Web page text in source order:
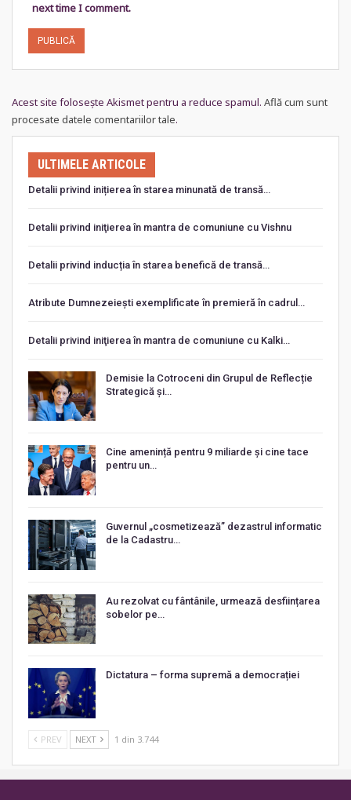
next time I comment.
Acest site folosește Akismet pentru a reduce spamul. Află cum sunt
procesate datele comentariilor tale.
ULTIMELE ARTICOLE
Detalii privind inițierea în starea minunată de transă…
Detalii privind iniţierea în mantra de comuniune cu Vishnu
Detalii privind inducția în starea benefică de transă…
Atribute Dumnezeiești exemplificate în premieră în cadrul…
Detalii privind iniţierea în mantra de comuniune cu Kalki…
Demisie la Cotroceni din Grupul de Reflecție
Strategică și…
Cine amenință pentru 9 miliarde și cine tace
pentru un…
Guvernul „cosmetizează” dezastrul informatic
de la Cadastru…
Au rezolvat cu fântânile, urmează desființarea
sobelor pe…
Dictatura – forma supremă a democrației
PREV NEXT 1 din 3.744